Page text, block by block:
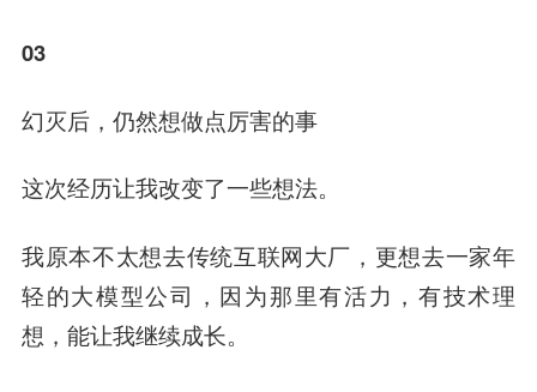
03
幻灭后，仍然想做点厉害的事
这次经历让我改变了一些想法。
我原本不太想去传统互联网大厂，更想去一家年
轻的大模型公司，因为那里有活力，有技术理
想，能让我继续成长。